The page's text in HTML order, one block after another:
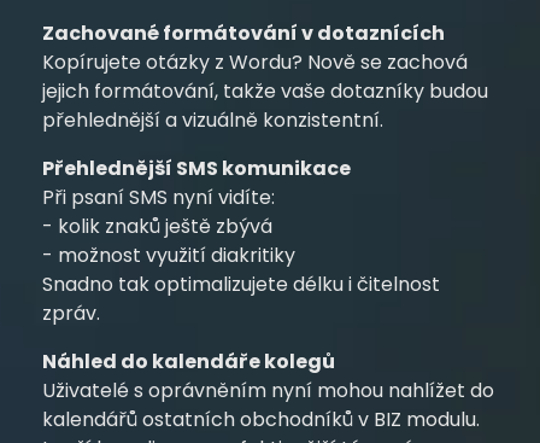
Zachované formátování v dotaznících
Kopírujete otázky z Wordu? Nově se zachová
jejich formátování, takže vaše dotazníky budou
přehlednější a vizuálně konzistentní.
Přehlednější SMS komunikace
Při psaní SMS nyní vidíte:
- kolik znaků ještě zbývá
- možnost využití diakritiky
Snadno tak optimalizujete délku i čitelnost
zpráv.
Náhled do kalendáře kolegů
Uživatelé s oprávněním nyní mohou nahlížet do
kalendářů ostatních obchodníků v BIZ modulu.